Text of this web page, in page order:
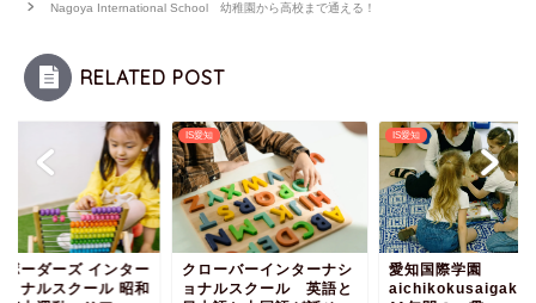
Nagoya International School 幼稚園から高校まで通える！
RELATED POST
ボーダーズ インター
ョナルスクール 昭和
IS愛知
クローバーインターナシ
ョナルスクール 英語と
IS愛知
愛知国際学園